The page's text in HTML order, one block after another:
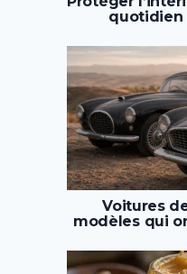
quotidien
Voitures
modèles qui